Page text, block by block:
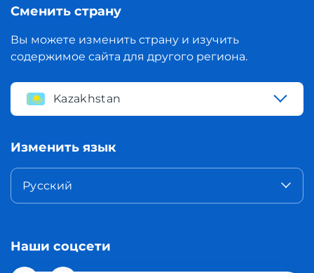
Сменить страну
Вы можете изменить страну и изучить
содержимое сайта для другого региона.
Kazakhstan
Изменить язык
Русский
Наши соцсети